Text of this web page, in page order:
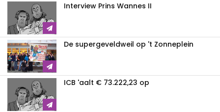
Interview Prins Wannes II
De supergeveldweil op 't Zonneplein
ICB 'aalt € 73.222,23 op